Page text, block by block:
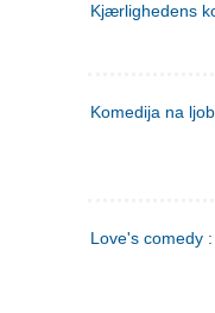
Kjærlighedens
Komedija na
Love's comedy